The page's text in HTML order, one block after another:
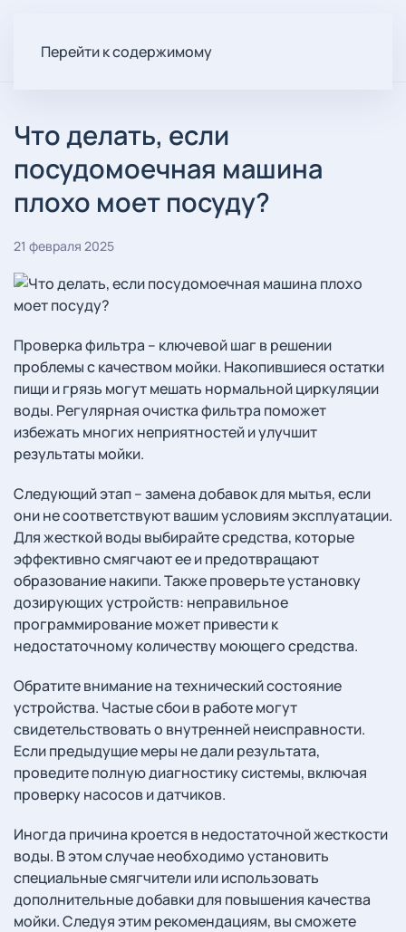
Перейти к содержимому
Что делать, если
посудомоечная машина
плохо моет посуду?
21 февраля 2025
Проверка фильтра – ключевой шаг в решении
проблемы с качеством мойки. Накопившиеся остатки
пищи и грязь могут мешать нормальной циркуляции
воды. Регулярная очистка фильтра поможет
избежать многих неприятностей и улучшит
результаты мойки.
Следующий этап – замена добавок для мытья, если
они не соответствуют вашим условиям эксплуатации.
Для жесткой воды выбирайте средства, которые
эффективно смягчают ее и предотвращают
образование накипи. Также проверьте установку
дозирующих устройств: неправильное
программирование может привести к
недостаточному количеству моющего средства.
Обратите внимание на технический состояние
устройства. Частые сбои в работе могут
свидетельствовать о внутренней неисправности.
Если предыдущие меры не дали результата,
проведите полную диагностику системы, включая
проверку насосов и датчиков.
Иногда причина кроется в недостаточной жесткости
воды. В этом случае необходимо установить
специальные смягчители или использовать
дополнительные добавки для повышения качества
мойки. Следуя этим рекомендациям, вы сможете